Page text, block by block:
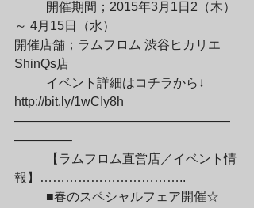
～ 4月15日（水）
開催店舗；ラムフロム 渋谷ヒカリエ
ShinQs店
http://bit.ly/1wCIy8h
—————————————————
————–
報】……………………………..